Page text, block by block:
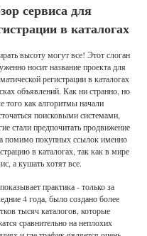
сервиса для
в каталогах
высоту могут все! Этот слоган
носит название проекта для
регистрации в каталогах
объявлений. Как ни странно, но
того как алгоритмы начали
поисковыми системами,
стали предпочитать продвижение
помимо покупных ссылок именно
в каталогах, так как в мире
а кушать хотят все.
практика - только за
4 года, было создано более
тысяч каталогов, которые
сравнительно на неплохих